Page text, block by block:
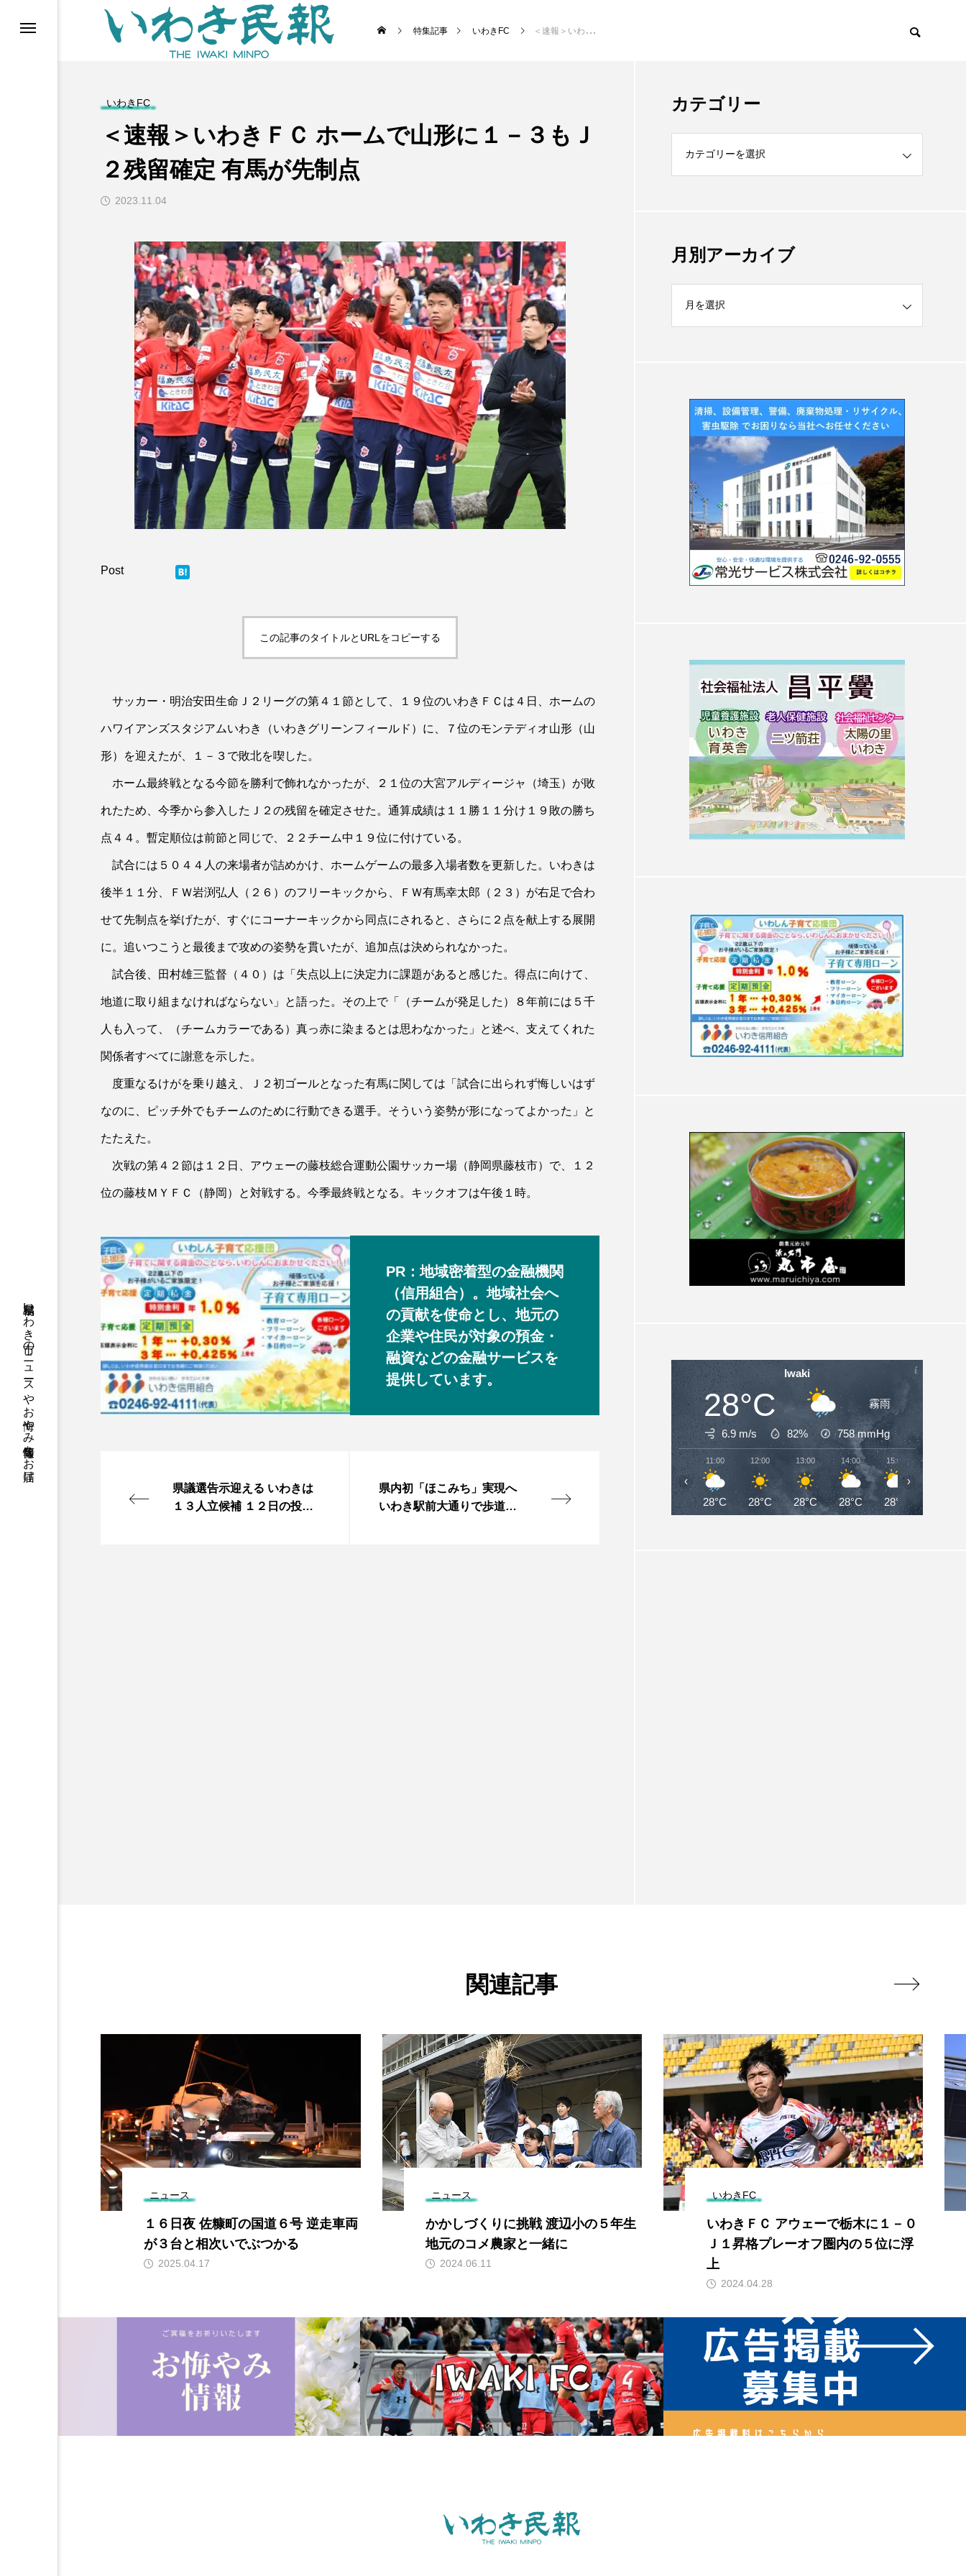
福島県いわき市のニュースやお悔やみ情報等をお届け
特集記事 いわきFC ＜速報＞いわきＦＣ ホームで山形に１－３もＪ２残留確定 有馬が先制点
いわきFC
＜速報＞いわきＦＣ ホームで山形に１－３もＪ
２残留確定 有馬が先制点
2023.11.04
Post
この記事のタイトルとURLをコピーする
サッカー・明治安田生命Ｊ２リーグの第４１節として、１９位のいわきＦＣは４日、ホームの
ハワイアンズスタジアムいわき（いわきグリーンフィールド）に、７位のモンテディオ山形（山
形）を迎えたが、１－３で敗北を喫した。
ホーム最終戦となる今節を勝利で飾れなかったが、２１位の大宮アルディージャ（埼玉）が敗
れたため、今季から参入したＪ２の残留を確定させた。通算成績は１１勝１１分け１９敗の勝ち
点４４。暫定順位は前節と同じで、２２チーム中１９位に付けている。
試合には５０４４人の来場者が詰めかけ、ホームゲームの最多入場者数を更新した。いわきは
後半１１分、ＦＷ岩渕弘人（２６）のフリーキックから、ＦＷ有馬幸太郎（２３）が右足で合わ
せて先制点を挙げたが、すぐにコーナーキックから同点にされると、さらに２点を献上する展開
に。追いつこうと最後まで攻めの姿勢を貫いたが、追加点は決められなかった。
試合後、田村雄三監督（４０）は「失点以上に決定力に課題があると感じた。得点に向けて、
地道に取り組まなければならない」と語った。その上で「（チームが発足した）８年前には５千
人も入って、（チームカラーである）真っ赤に染まるとは思わなかった」と述べ、支えてくれた
関係者すべてに謝意を示した。
度重なるけがを乗り越え、Ｊ２初ゴールとなった有馬に関しては「試合に出られず悔しいはず
なのに、ピッチ外でもチームのために行動できる選手。そういう姿勢が形になってよかった」と
たたえた。
次戦の第４２節は１２日、アウェーの藤枝総合運動公園サッカー場（静岡県藤枝市）で、１２
位の藤枝ＭＹＦＣ（静岡）と対戦する。今季最終戦となる。キックオフは午後１時。
PR：地域密着型の金融機関
（信用組合）。地域社会へ
の貢献を使命とし、地元の
企業や住民が対象の預金・
融資などの金融サービスを
提供しています。
県議選告示迎える いわきは
１３人立候補 １２日の投票
県内初「ほこみち」実現へ
いわき駅前大通りで歩道利
カテゴリー
月別アーカイブ
Iwaki
28°C 霧雨
6.9 m/s 82% 758mmHg
11:00
28°C
12:00
28°C
13:00
28°C
14:00
28°C
15:00
28°C
‹ ›
関連記事
ニュース
１６日夜 佐糠町の国道６号 逆走車両
が３台と相次いでぶつかる
2025.04.17
ニュース
かかしづくりに挑戦 渡辺小の５年生
地元のコメ農家と一緒に
2024.06.11
いわきFC
いわきＦＣ アウェーで栃木に１－０
Ｊ１昇格プレーオフ圏内の５位に浮
上
2024.04.28
